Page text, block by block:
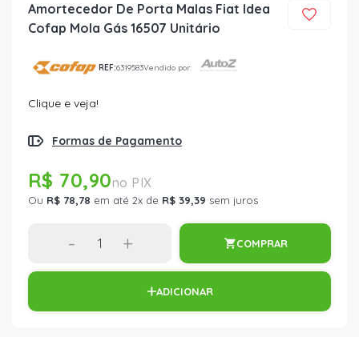
Amortecedor De Porta Malas Fiat Idea
Cofap Mola Gás 16507 Unitário
REF:6319583Vendido por:
Clique e veja!
Formas de Pagamento
R$ 70,90
Ou R$ 78,78 em até 2x de R$ 39,39 sem juros
- + COMPRAR
ADICIONAR